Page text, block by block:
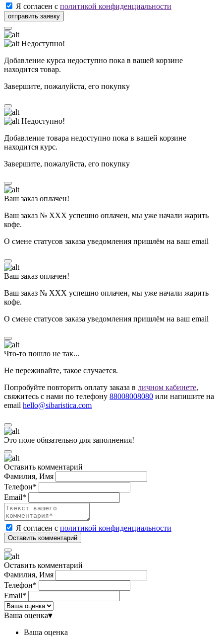
Я согласен с политикой конфиденциальности
Недоступно!
Добавление курса недоступно пока в вашей корзине
находится товар.
Завершите, пожалуйста, его покупку
Недоступно!
Добавление товара недоступно пока в вашей корзине
находится курс.
Завершите, пожалуйста, его покупку
Ваш заказ оплачен!
Ваш заказ № ХХХ успешно оплачен, мы уже начали жарить
кофе.
О смене статусов заказа уведомления пришлём на ваш email
Ваш заказ оплачен!
Ваш заказ № ХХХ успешно оплачен, мы уже начали жарить
кофе.
О смене статусов заказа уведомления пришлём на ваш email
Что-то пошло не так...
Не переживайте, такое случается.
Попробуйте повторить оплату заказа в личном кабинете,
свяжитесь с нами по телефону 88008008080 или напишите на
email hello@sibaristica.com
Это поле обязательно для заполнения!
Оставить комментарий
Фамилия, Имя
Телефон*
Email*
Я согласен с политикой конфиденциальности
Оставить комментарий
Фамилия, Имя
Телефон*
Email*
Ваша оценка▾
Ваша оценка